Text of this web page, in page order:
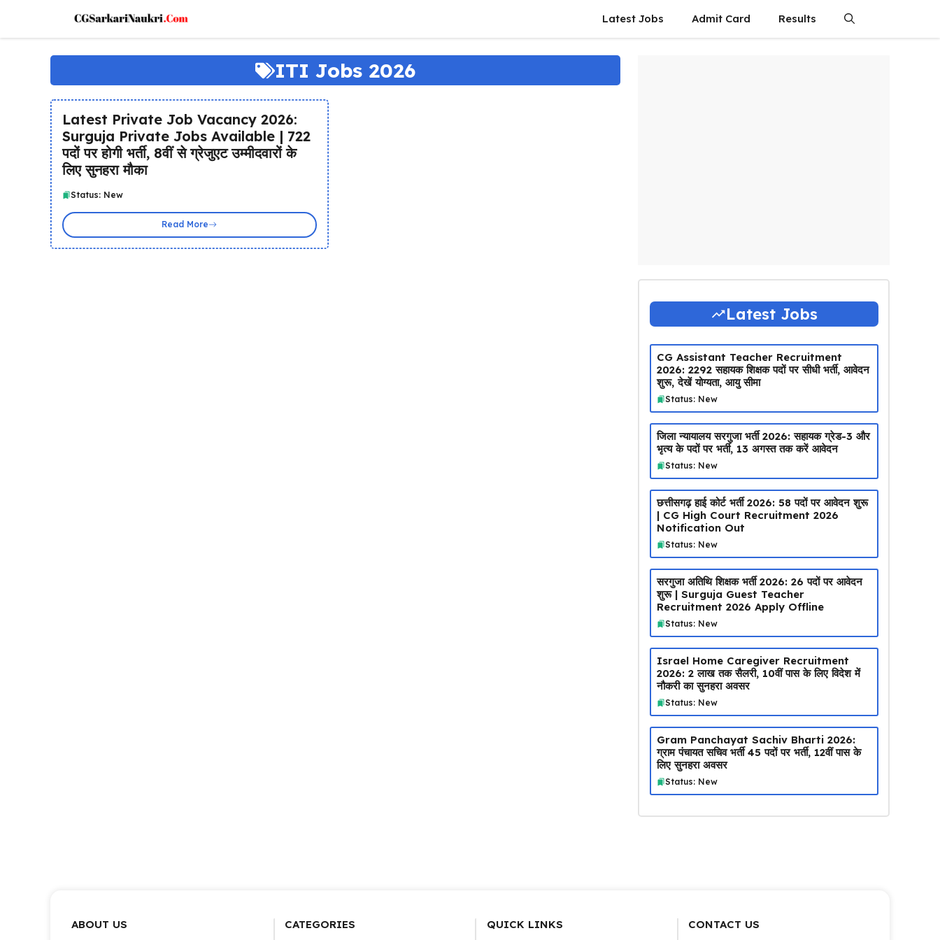
content
Latest Jobs Admit Card Results
ITI Jobs 2026
Latest Private Job Vacancy 2026:
Surguja Private Jobs Available | 722
पदों पर होगी भर्ती, 8वीं से ग्रेजुएट उम्मीदवारों के
लिए सुनहरा मौका
Status: New
Read More
Latest Jobs
CG Assistant Teacher Recruitment
2026: 2292 सहायक शिक्षक पदों पर सीधी भर्ती, आवेदन
शुरू, देखें योग्यता, आयु सीमा
Status: New
जिला न्यायालय सरगुजा भर्ती 2026: सहायक ग्रेड-3 और
भृत्य के पदों पर भर्ती, 13 अगस्त तक करें आवेदन
Status: New
छत्तीसगढ़ हाई कोर्ट भर्ती 2026: 58 पदों पर आवेदन शुरू
| CG High Court Recruitment 2026
Notification Out
Status: New
सरगुजा अतिथि शिक्षक भर्ती 2026: 26 पदों पर आवेदन
शुरू | Surguja Guest Teacher
Recruitment 2026 Apply Offline
Status: New
Israel Home Caregiver Recruitment
2026: ₹2 लाख तक सैलरी, 10वीं पास के लिए विदेश में
नौकरी का सुनहरा अवसर
Status: New
Gram Panchayat Sachiv Bharti 2026:
ग्राम पंचायत सचिव भर्ती 45 पदों पर भर्ती, 12वीं पास के
लिए सुनहरा अवसर
Status: New
ABOUT US CATEGORIES QUICK LINKS CONTACT US